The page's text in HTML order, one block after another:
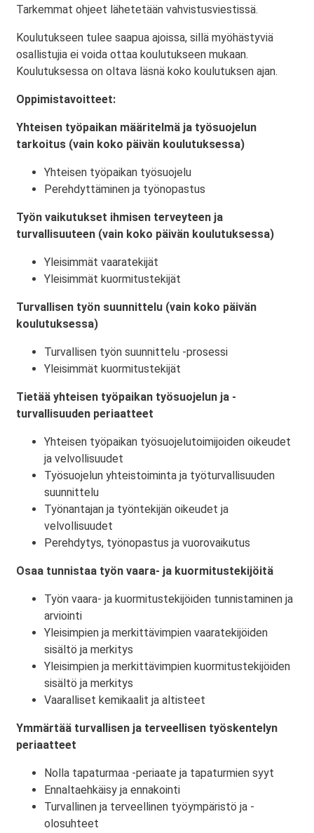
Tarkemmat ohjeet lähetetään vahvistusviestissä.
Koulutukseen tulee saapua ajoissa, sillä myöhästyviä
osallistujia ei voida ottaa koulutukseen mukaan.
Koulutuksessa on oltava läsnä koko koulutuksen ajan.
Oppimistavoitteet:
Yhteisen työpaikan määritelmä ja työsuojelun
tarkoitus (vain koko päivän koulutuksessa)
Yhteisen työpaikan työsuojelu
Perehdyttäminen ja työnopastus
Työn vaikutukset ihmisen terveyteen ja
turvallisuuteen (vain koko päivän koulutuksessa)
Yleisimmät vaaratekijät
Yleisimmät kuormitustekijät
Turvallisen työn suunnittelu (vain koko päivän
koulutuksessa)
Turvallisen työn suunnittelu -prosessi
Yleisimmät kuormitustekijät
Tietää yhteisen työpaikan työsuojelun ja -
turvallisuuden periaatteet
Yhteisen työpaikan työsuojelutoimijoiden oikeudet
ja velvollisuudet
Työsuojelun yhteistoiminta ja työturvallisuuden
suunnittelu
Työnantajan ja työntekijän oikeudet ja
velvollisuudet
Perehdytys, työnopastus ja vuorovaikutus
Osaa tunnistaa työn vaara- ja kuormitustekijöitä
Työn vaara- ja kuormitustekijöiden tunnistaminen ja
arviointi
Yleisimpien ja merkittävimpien vaaratekijöiden
sisältö ja merkitys
Yleisimpien ja merkittävimpien kuormitustekijöiden
sisältö ja merkitys
Vaaralliset kemikaalit ja altisteet
Ymmärtää turvallisen ja terveellisen työskentelyn
periaatteet
Nolla tapaturmaa -periaate ja tapaturmien syyt
Ennaltaehkäisy ja ennakointi
Turvallinen ja terveellinen työympäristö ja -
olosuhteet